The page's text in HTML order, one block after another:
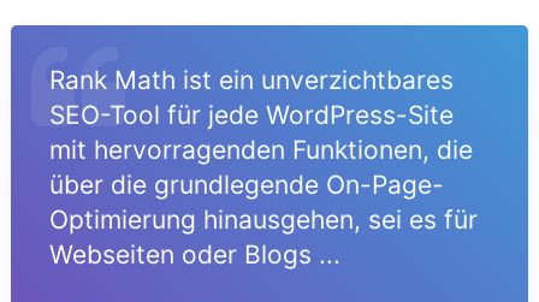
Rank Math ist ein unverzichtbares
SEO-Tool für jede WordPress-Site
mit hervorragenden Funktionen, die
über die grundlegende On-Page-
Optimierung hinausgehen, sei es für
Webseiten oder Blogs ...